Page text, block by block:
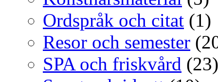
Ordspråk och citat (1)
Resor och semester
SPA och friskvård (23)